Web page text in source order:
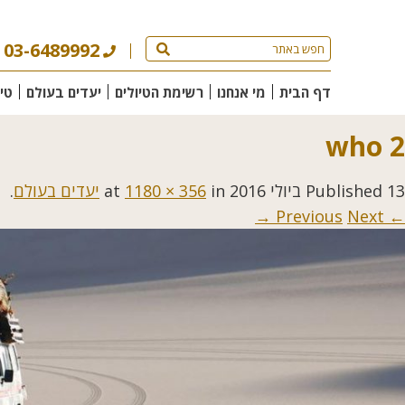
03-6489992
דף הבית מי אנחנו רשימת הטיולים יעדים בעולם
who 2
Published 13 ביולי 2016 1180 × 356 in יעדים בעולם.
← Previous
Next →